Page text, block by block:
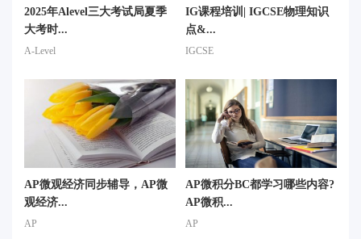
2025年Alevel三大考试局夏季
大考时...
A-Level
IG课程培训| IGCSE物理知识
点&...
IGCSE
AP微观经济同步辅导，AP微
观经济...
AP
AP微积分BC都学习哪些内容?
AP微积...
AP